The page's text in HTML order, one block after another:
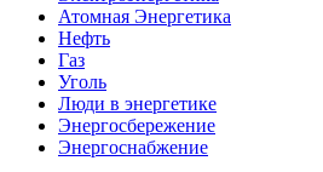
Атомная Энергетика
Нефть
Газ
Уголь
Люди в энергетике
Энергосбережение
Энергоснабжение